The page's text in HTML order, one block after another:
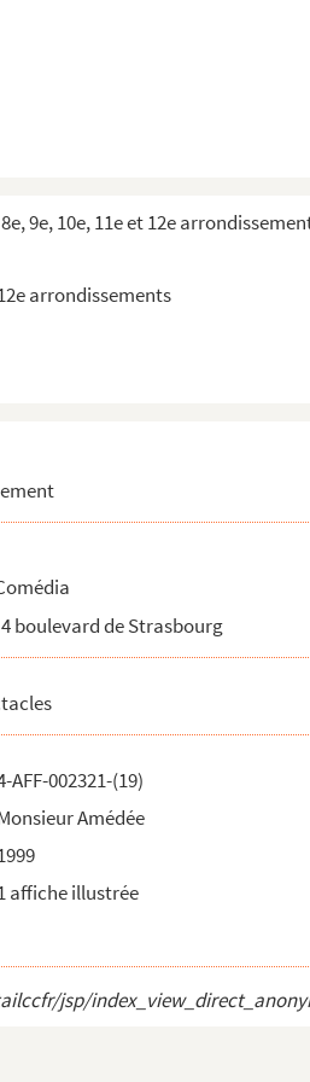
9e, 10e, 11e et 12e
arrondissements
4 boulevard de Strasbourg
AFF-002321-(19)
Amédée
affiche illustrée
jsp/